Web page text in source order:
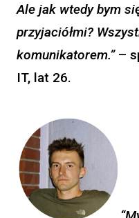
Ale jak wtedy bym
przyjaciółmi?
komunikatorem.”–
IT, lat 26.